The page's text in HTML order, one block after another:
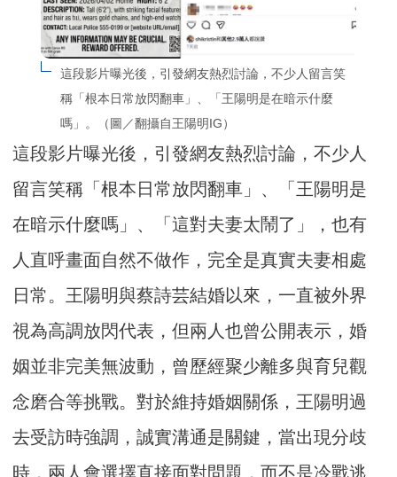
這段影片曝光後，引發網友熱烈討論，不少人留言笑
稱「根本日常放閃翻車」、「王陽明是在暗示什麼
嗎」。（圖／翻攝自王陽明IG）
這段影片曝光後，引發網友熱烈討論，不少人
留言笑稱「根本日常放閃翻車」、「王陽明是
在暗示什麼嗎」、「這對夫妻太鬧了」，也有
人直呼畫面自然不做作，完全是真實夫妻相處
日常。王陽明與蔡詩芸結婚以來，一直被外界
視為高調放閃代表，但兩人也曾公開表示，婚
姻並非完美無波動，曾歷經聚少離多與育兒觀
念磨合等挑戰。對於維持婚姻關係，王陽明過
去受訪時強調，誠實溝通是關鍵，當出現分歧
時，兩人會選擇直接面對問題，而不是冷戰逃